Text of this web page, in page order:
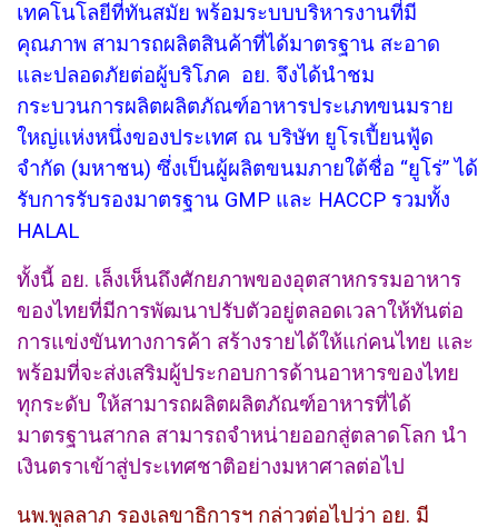
เทคโนโลยีที่ทันสมัย พร้อมระบบบริหารงานที่มี
คุณภาพ สามารถผลิตสินค้าที่ได้มาตรฐาน สะอาด
และปลอดภัยต่อผู้บริโภค อย. จึงได้นำชม
กระบวนการผลิตผลิตภัณฑ์อาหารประเภทขนมราย
ใหญ่แห่งหนึ่งของประเทศ ณ บริษัท ยูโรเปี้ยนฟู้ด
จำกัด (มหาชน) ซึ่งเป็นผู้ผลิตขนมภายใต้ชื่อ “ยูโร่” ได้
รับการรับรองมาตรฐาน GMP และ HACCP รวมทั้ง
HALAL
ทั้งนี้ อย. เล็งเห็นถึงศักยภาพของอุตสาหกรรมอาหาร
ของไทยที่มีการพัฒนาปรับตัวอยู่ตลอดเวลาให้ทันต่อ
การแข่งขันทางการค้า สร้างรายได้ให้แก่คนไทย และ
พร้อมที่จะส่งเสริมผู้ประกอบการด้านอาหารของไทย
ทุกระดับ ให้สามารถผลิตผลิตภัณฑ์อาหารที่ได้
มาตรฐานสากล สามารถจำหน่ายออกสู่ตลาดโลก นำ
เงินตราเข้าสู่ประเทศชาติอย่างมหาศาลต่อไป
นพ.พูลลาภ รองเลขาธิการฯ กล่าวต่อไปว่า อย. มี